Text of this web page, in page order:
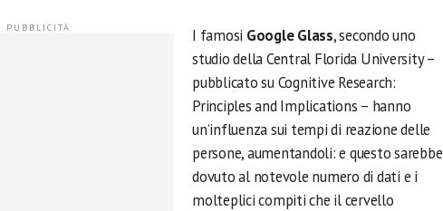
I famosi Google Glass, secondo uno
studio della Central Florida University –
pubblicato su Cognitive Research:
Principles and Implications – hanno
un’influenza sui tempi di reazione delle
persone, aumentandoli: e questo sarebbe
dovuto al notevole numero di dati e i
molteplici compiti che il cervello